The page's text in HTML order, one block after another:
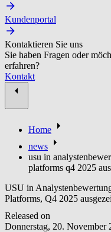
Kundenportal
Kontaktieren Sie uns
Sie haben Fragen oder
erfahren?
Kontakt
Home
news
usu in
platforms q4 2025
USU in
Platforms, Q4 2025
Released on
Donnerstag, 20. November